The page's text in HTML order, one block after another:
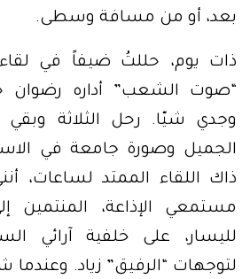
بعد، أو من مسافة وسطى.
ذات يوم، حللتُ ضيفاً في لقاء
“صوت الشعب” أداره رضوان
وجدي شيّا. رحل الثلاثة
الجميل وصورة جامعة في
ذاك اللقاء الممتد لساعات،
مستمعي الإذاعة، المنتمين
لليسار، على خلفية آرائي
لتوجهات “الرفيق” زياد. وعندما